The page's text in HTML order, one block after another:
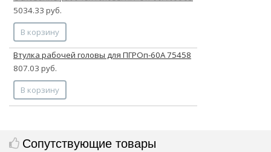
5034.33 руб.
В корзину
Втулка рабочей головы для ПГРОп-60А 75458
807.03 руб.
В корзину
Сопутствующие товары